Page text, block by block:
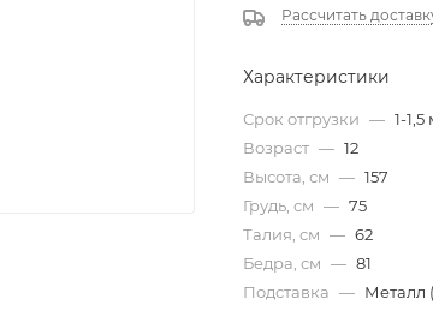
Рассчитать
Характеристики
Срок отгрузки — 1-
Возраст — 12
Высота, см — 157
Грудь, см — 75
Талия, см — 62
Бедра, см — 81
Подставка — Металл